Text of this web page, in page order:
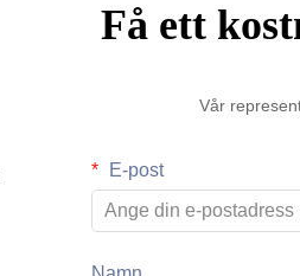
Få ett
Vår
E-post